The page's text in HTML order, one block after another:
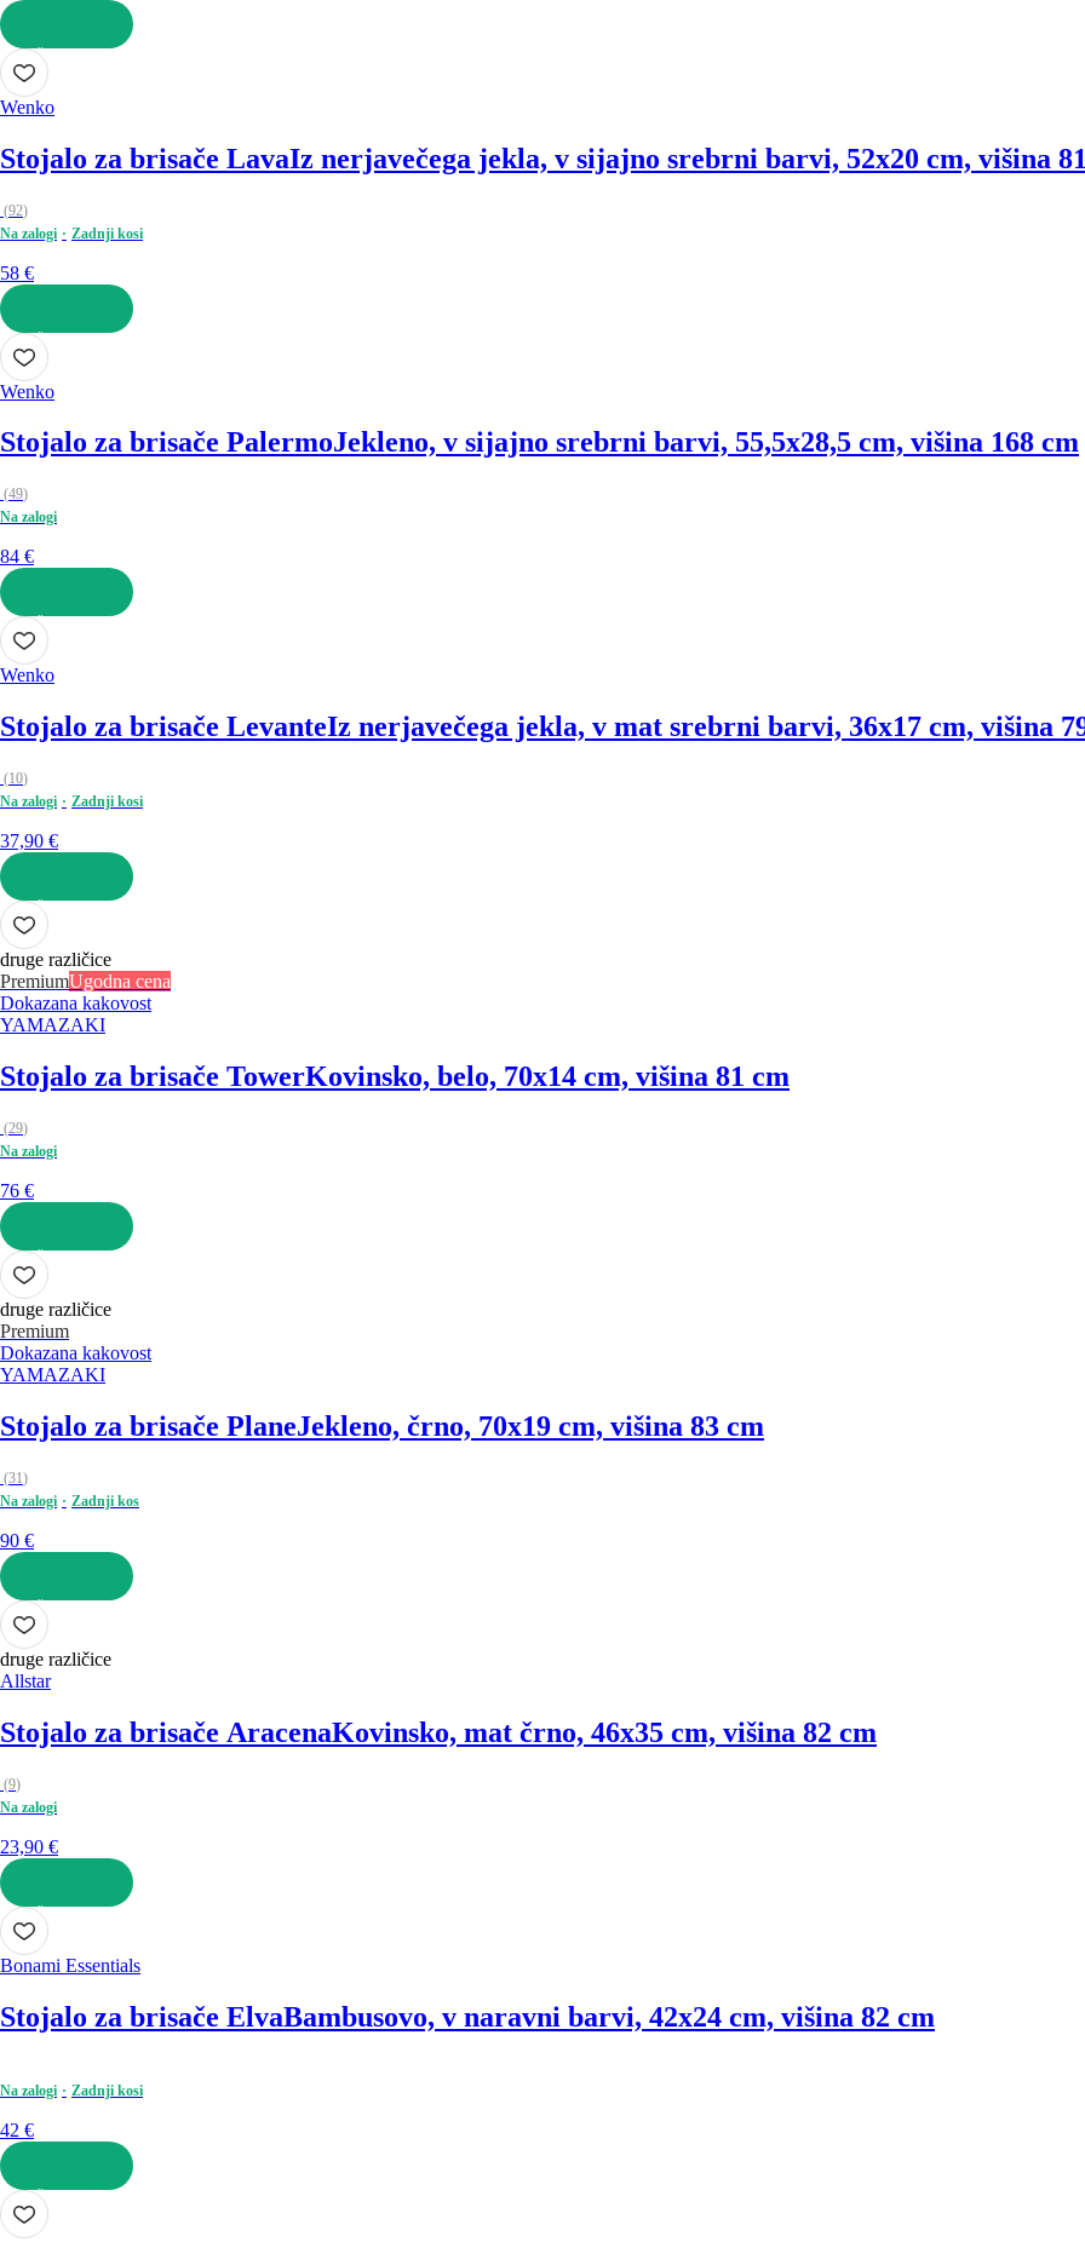
V KOŠARICO
Wenko
Stojalo za brisače LavaIz nerjavečega jekla, v sijajno srebrni barvi, 52x20 cm, višina
(92)
Na zalogi
Zadnji kosi
58 €
V KOŠARICO
Wenko
Stojalo za brisače PalermoJekleno, v sijajno srebrni barvi, 55,5x28,5 cm, višina 168 cm
(49)
Na zalogi
84 €
V KOŠARICO
Wenko
Stojalo za brisače LevanteIz nerjavečega jekla, v mat srebrni barvi, 36x17 cm, višina
(10)
Na zalogi
Zadnji kosi
37,90 €
V KOŠARICO
druge različice
PremiumUgodna cena
Dokazana kakovost
YAMAZAKI
Stojalo za brisače TowerKovinsko, belo, 70x14 cm, višina 81 cm
(29)
Na zalogi
76 €
V KOŠARICO
druge različice
Premium
Dokazana kakovost
YAMAZAKI
Stojalo za brisače PlaneJekleno, črno, 70x19 cm, višina 83 cm
(31)
Na zalogi
Zadnji kos
90 €
V KOŠARICO
druge različice
Allstar
Stojalo za brisače AracenaKovinsko, mat črno, 46x35 cm, višina 82 cm
(9)
Na zalogi
23,90 €
V KOŠARICO
Bonami Essentials
Stojalo za brisače ElvaBambusovo, v naravni barvi, 42x24 cm, višina 82 cm
Na zalogi Zadnji kosi
42 €
V KOŠARICO